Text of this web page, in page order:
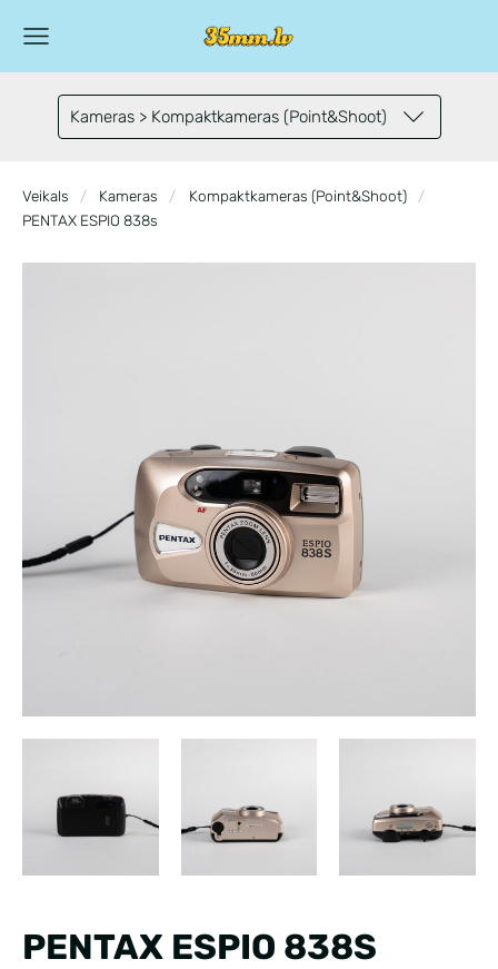
Kameras > Kompaktkameras (Point&Shoot)
Veikals Kameras
Kompaktkameras (Point&Shoot)
PENTAX ESPIO 838s
PENTAX ESPIO 838S